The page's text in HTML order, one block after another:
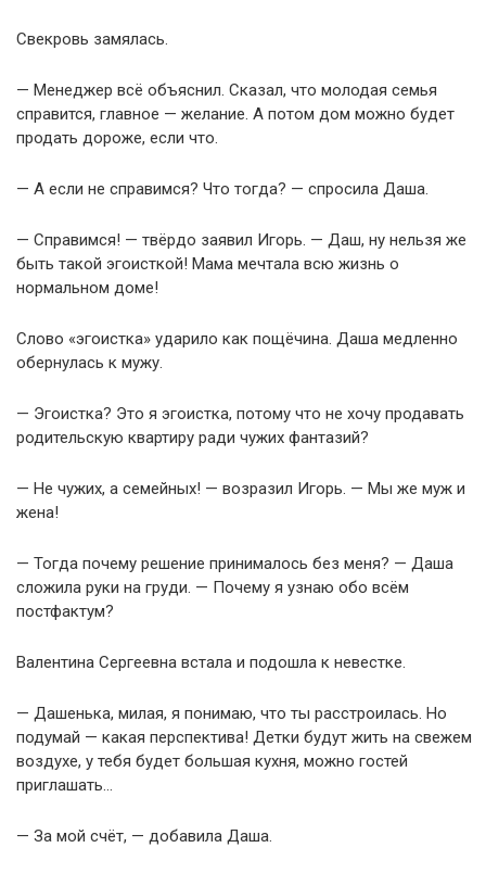
Свекровь замялась.
— Менеджер всё объяснил. Сказал, что молодая семья
справится, главное — желание. А потом дом можно будет
продать дороже, если что.
— А если не справимся? Что тогда? — спросила Даша.
— Справимся! — твёрдо заявил Игорь. — Даш, ну нельзя же
быть такой эгоисткой! Мама мечтала всю жизнь о
нормальном доме!
Слово «эгоистка» ударило как пощёчина. Даша медленно
обернулась к мужу.
— Эгоистка? Это я эгоистка, потому что не хочу продавать
родительскую квартиру ради чужих фантазий?
— Не чужих, а семейных! — возразил Игорь. — Мы же муж и
жена!
— Тогда почему решение принималось без меня? — Даша
сложила руки на груди. — Почему я узнаю обо всём
постфактум?
Валентина Сергеевна встала и подошла к невестке.
— Дашенька, милая, я понимаю, что ты расстроилась. Но
подумай — какая перспектива! Детки будут жить на свежем
воздухе, у тебя будет большая кухня, можно гостей
приглашать…
— За мой счёт, — добавила Даша.